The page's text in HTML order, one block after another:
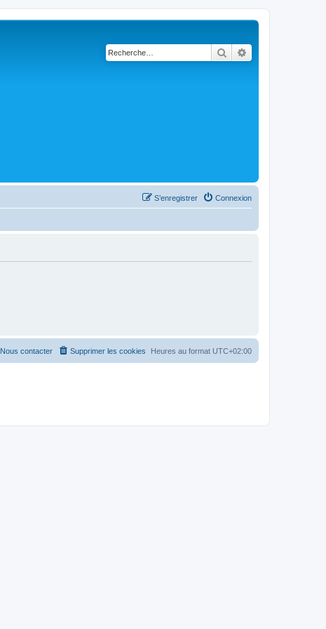
Rechercher
Connexion
S’enregistrer
Heures au format UTC+02:00
Supprimer les cookies
Nous contacter